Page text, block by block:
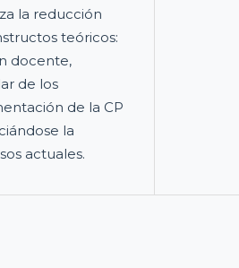
la reducción
teóricos:
docente,
de los
de la CP
la
actuales.